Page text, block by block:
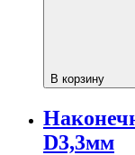
В корзину
D3,3мм